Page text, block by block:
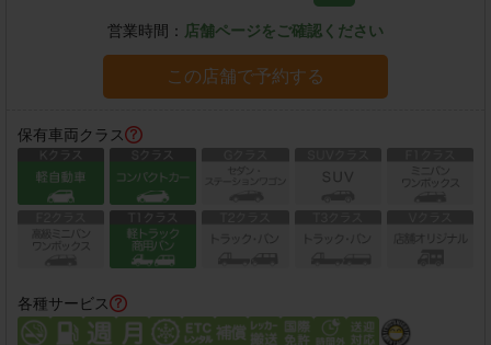
営業時間： 店舗ページをご確認ください
この店舗で予約する
保有車両クラス
各種サービス